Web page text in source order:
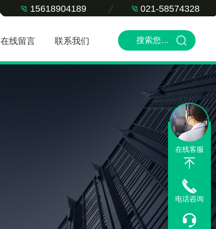
15618904189 021-58574328
在线留言 联系我们
在线客服
电话咨询